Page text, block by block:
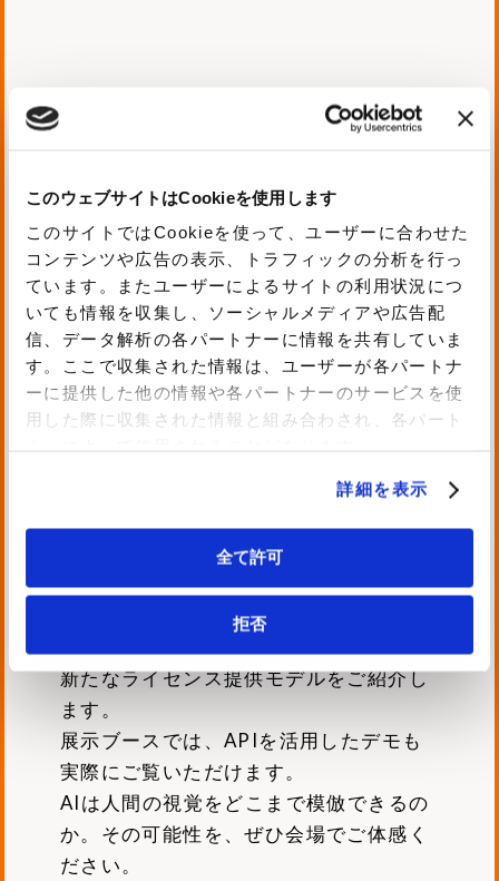
このウェブサイトはCookieを使用します
このサイトではCookieを使って、ユーザーに合わせた
コンテンツや広告の表示、トラフィックの分析を行っ
ています。またユーザーによるサイトの利用状況につ
いても情報を収集し、ソーシャルメディアや広告配
信、データ解析の各パートナーに情報を共有していま
す。ここで収集された情報は、ユーザーが各パートナ
ーに提供した他の情報や各パートナーのサービスを使
用した際に収集された情報と組み合わされ、各パート
詳細を表示
全て許可
拒否
藤 尚隆
AIは人間の視覚をどこまで模倣できるの
か？
本公演初公開！元ソニーエンジニアが語
る画像解析技術の実装イメージとオープ
ン化
人間の視覚を模倣する独自画像解析技術
開発者が、その仕組みと産業分野での活
用事例を実演します。
さらに今回、ABHBをDLL/APIとして初め
新たなライセンス提供モデルをご紹介し
ます。
展示ブースでは、APIを活用したデモも
実際にご覧いただけます。
AIは人間の視覚をどこまで模倣できるの
か。その可能性を、ぜひ会場でご体感く
ださい。